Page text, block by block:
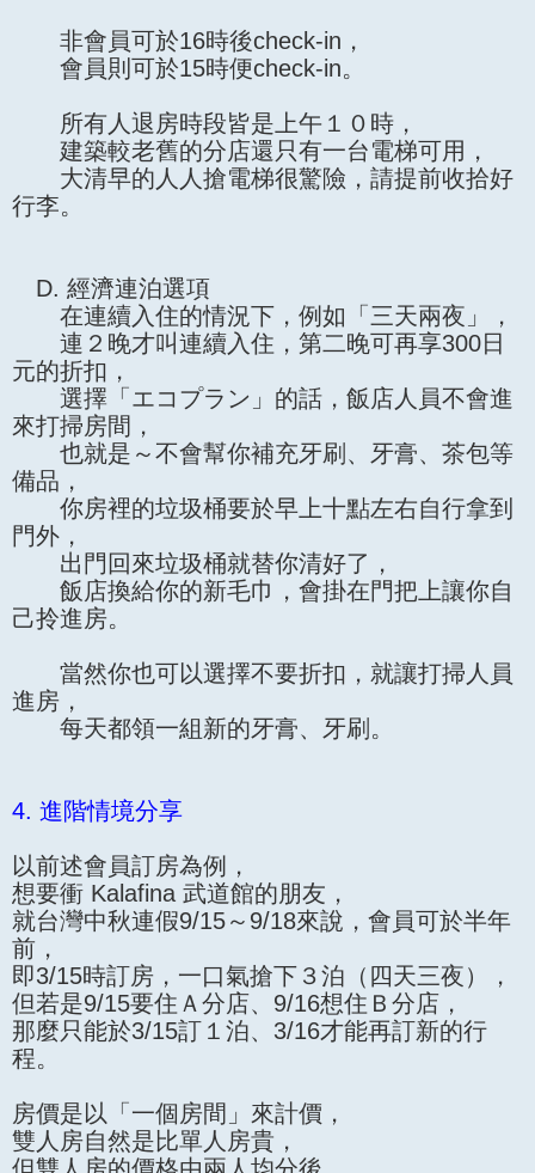
非會員可於16時後check-in，
會員則可於15時便check-in。
所有人退房時段皆是上午１０時，
建築較老舊的分店還只有一台電梯可用，
大清早的人人搶電梯很驚險，請提前收拾好
行李。
D. 經濟連泊選項
在連續入住的情況下，例如「三天兩夜」，
連２晚才叫連續入住，第二晚可再享300日
元的折扣，
選擇「エコプラン」的話，飯店人員不會進
來打掃房間，
也就是～不會幫你補充牙刷、牙膏、茶包等
備品，
你房裡的垃圾桶要於早上十點左右自行拿到
門外，
出門回來垃圾桶就替你清好了，
飯店換給你的新毛巾，會掛在門把上讓你自
己拎進房。
當然你也可以選擇不要折扣，就讓打掃人員
進房，
每天都領一組新的牙膏、牙刷。
4. 進階情境分享
以前述會員訂房為例，
想要衝 Kalafina 武道館的朋友，
就台灣中秋連假9/15～9/18來說，會員可於半年
前，
即3/15時訂房，一口氣搶下３泊（四天三夜），
但若是9/15要住Ａ分店、9/16想住Ｂ分店，
那麼只能於3/15訂１泊、3/16才能再訂新的行
程。
房價是以「一個房間」來計價，
雙人房自然是比單人房貴，
但雙人房的價格由兩人均分後，